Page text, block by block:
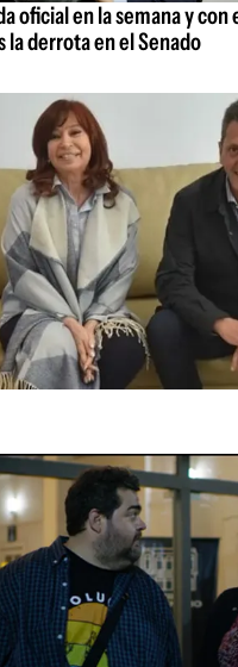
oficial en la semana y
la derrota en el Senado